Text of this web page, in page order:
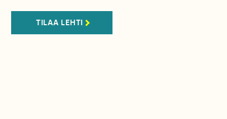
TILAA LEHTI